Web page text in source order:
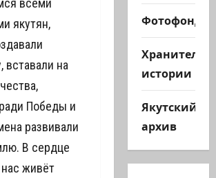
всеми
якутян,
вставали на
Победы и
развивали
В сердце
живёт
Фотофонд
Хранители
истории
Якутский
архив